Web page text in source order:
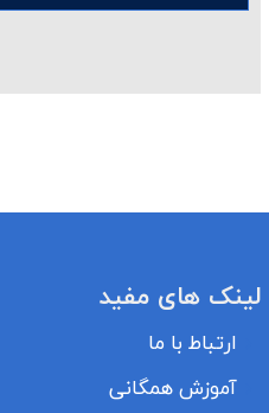
لینک های مفید
ارتباط با ما
آموزش همگانی